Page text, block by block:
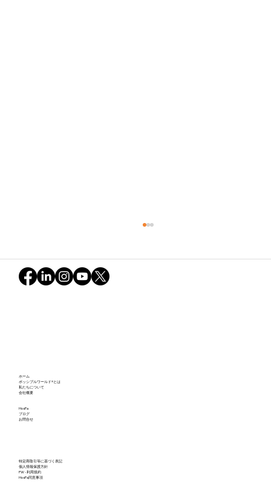
の軌跡：ポッシブルワールドが映し出し
ホーム
ポッシブルワールド®とは
私たちについて
会社概要
HosPa
ブログ
お問合せ
特定商取引等に基づく表記
個人情報保護方針
PW - 利用規約
HosPa同意事項